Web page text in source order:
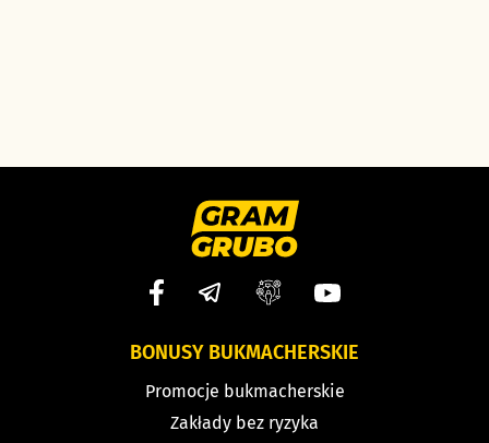
BONUSY BUKMACHERSKIE
Promocje bukmacherskie
Zakłady bez ryzyka